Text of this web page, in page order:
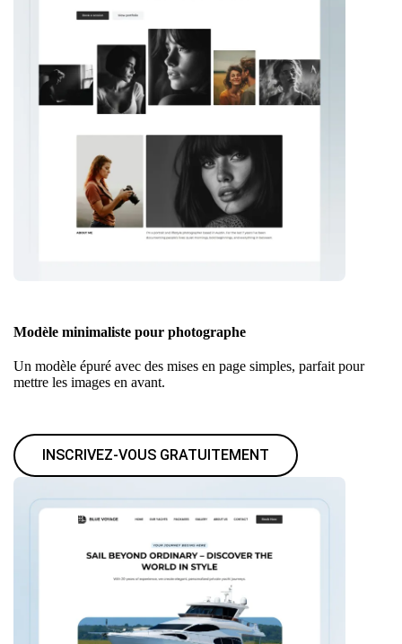
Modèle minimaliste pour photographe
Un modèle épuré avec des mises en page simples, parfait pour
mettre les images en avant.
INSCRIVEZ-VOUS GRATUITEMENT